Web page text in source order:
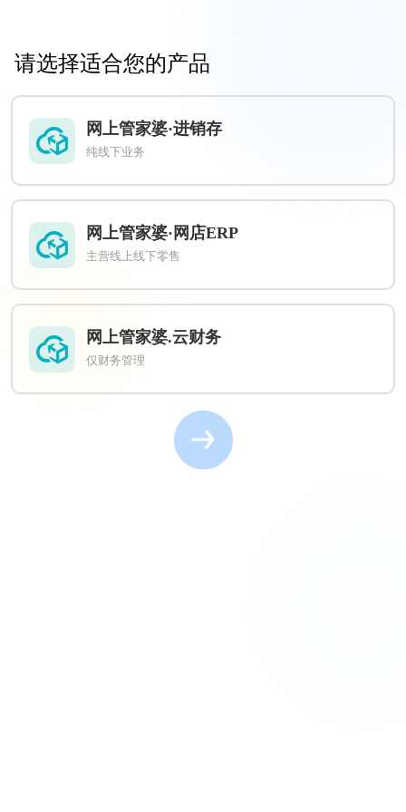
请选择适合您的产品
网上管家婆·进销存
纯线下业务
网上管家婆·网店ERP
主营线上线下零售
网上管家婆.云财务
仅财务管理